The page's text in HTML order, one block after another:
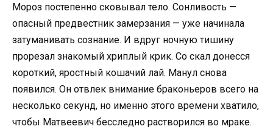
Мороз постепенно сковывал тело. Сонливость —
опасный предвестник замерзания — уже начинала
затуманивать сознание. И вдруг ночную тишину
прорезал знакомый хриплый крик. Со скал донесся
короткий, яростный кошачий лай. Манул снова
появился. Он отвлек внимание браконьеров всего на
несколько секунд, но именно этого времени хватило,
чтобы Матвеевич бесследно растворился во мраке.